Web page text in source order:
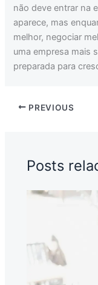
não deve entrar na
aparece, mas
melhor, negociar
uma empresa mais
preparada para
PREVIOUS
Posts